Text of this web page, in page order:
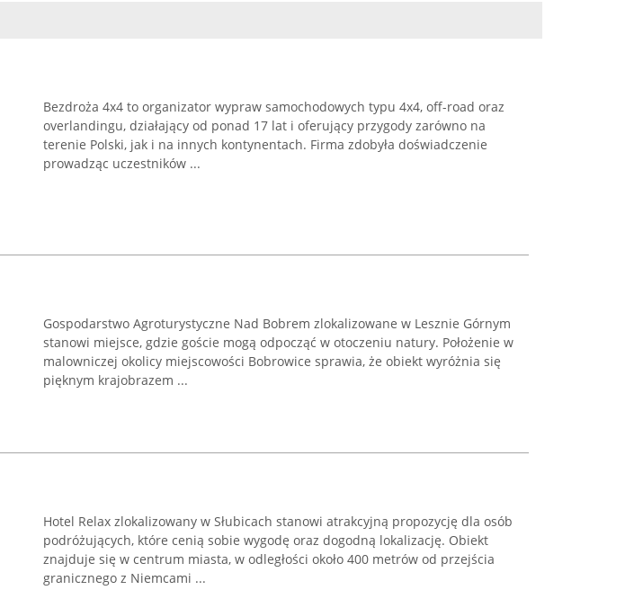
Bezdroża 4x4 to organizator wypraw samochodowych typu 4x4, off-road oraz
overlandingu, działający od ponad 17 lat i oferujący przygody zarówno na
terenie Polski, jak i na innych kontynentach. Firma zdobyła doświadczenie
prowadząc uczestników ...
Gospodarstwo Agroturystyczne Nad Bobrem zlokalizowane w Lesznie Górnym
stanowi miejsce, gdzie goście mogą odpocząć w otoczeniu natury. Położenie w
malowniczej okolicy miejscowości Bobrowice sprawia, że obiekt wyróżnia się
pięknym krajobrazem ...
Hotel Relax zlokalizowany w Słubicach stanowi atrakcyjną propozycję dla osób
podróżujących, które cenią sobie wygodę oraz dogodną lokalizację. Obiekt
znajduje się w centrum miasta, w odległości około 400 metrów od przejścia
granicznego z Niemcami ...